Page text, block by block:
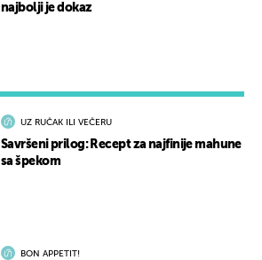
UZ RUČAK ILI VEČERU
Savršeni prilog: Recept za najfinije mahune
sa špekom
BON APPETIT!
najbolji je dokaz